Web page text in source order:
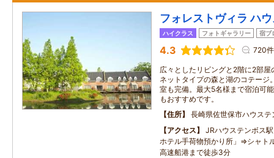
フォレストヴィラ ハ
ハイクラス フォトギャラリー 宿ブ
4.3 720件
広々としたリビングと2階に2部
ネットタイプの森と湖のコテージ
室も完備。最大5名様まで宿泊可
もおすすめです。
住所
長崎県佐世保市ハウス
アクセス
JRハウステンボス
ホテル手荷物預かり所」⇒シャト
高速船港まで徒歩3分